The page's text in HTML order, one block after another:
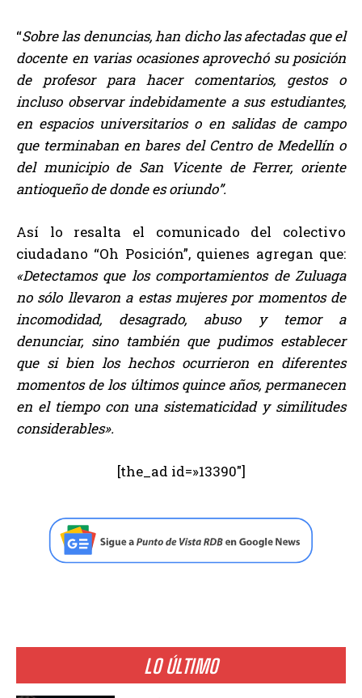
“Sobre las denuncias, han dicho las afectadas que el
docente en varias ocasiones aprovechó su posición
de profesor para hacer comentarios, gestos o
incluso observar indebidamente a sus estudiantes,
en espacios universitarios o en salidas de campo
que terminaban en bares del Centro de Medellín o
del municipio de San Vicente de Ferrer, oriente
antioqueño de donde es oriundo”.
Así lo resalta el comunicado del colectivo
ciudadano “Oh Posición”, quienes agregan que:
«Detectamos que los comportamientos de Zuluaga
no sólo llevaron a estas mujeres por momentos de
incomodidad, desagrado, abuso y temor a
denunciar, sino también que pudimos establecer
que si bien los hechos ocurrieron en diferentes
momentos de los últimos quince años, permanecen
en el tiempo con una sistematicidad y similitudes
considerables».
[the_ad id=»13390″]
LO ÚLTIMO